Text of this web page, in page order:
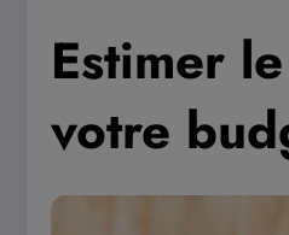
Estimer
votre